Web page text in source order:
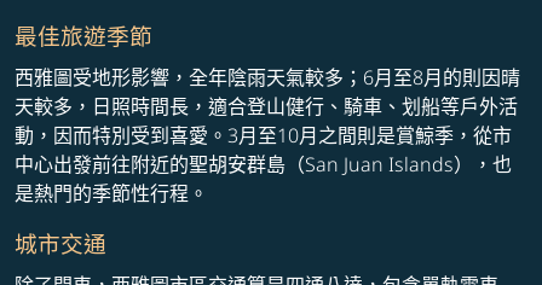
最佳旅遊季節
西雅圖受地形影響，全年陰雨天氣較多；6月至8月的則因晴
天較多，日照時間長，適合登山健行、騎車、划船等戶外活
動，因而特別受到喜愛。3月至10月之間則是賞鯨季，從市
中心出發前往附近的聖胡安群島（San Juan Islands），也
是熱門的季節性行程。
城市交通